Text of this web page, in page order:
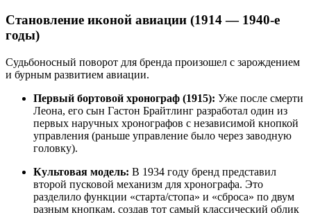
Становление иконой авиации (1914 — 1940-е
годы)
Судьбоносный поворот для бренда произошел с зарождением
и бурным развитием авиации.
Первый бортовой хронограф (1915): Уже после смерти
Леона, его сын Гастон Брайтлинг разработал один из
первых наручных хронографов с независимой кнопкой
управления (раньше управление было через заводную
головку).
Культовая модель: В 1934 году бренд представил
второй пусковой механизм для хронографа. Это
разделило функции «старта/стопа» и «сброса» по двум
разным кнопкам, создав тот самый классический облик